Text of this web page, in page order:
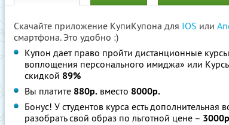
Скачайте приложение КупиКупона для IOS или
смартфона. Это удобно :)
Купон дает право пройти дистанционные
воплощения персонального имиджа» или
скидкой 89%
Вы платите 880р. вместо 8000р.
Бонус! У студентов курса есть дополнительная
разобрать свой образ по льготной цене –